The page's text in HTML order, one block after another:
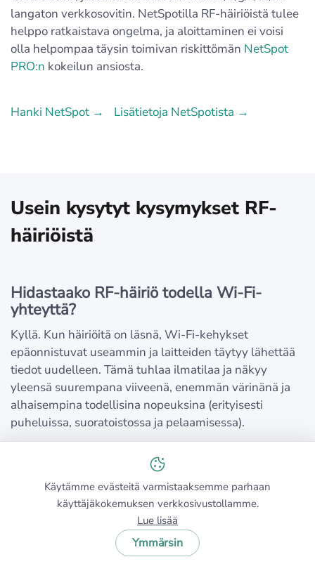
langaton verkkosovitin. NetSpotilla RF-häiriöistä tulee
helppo ratkaistava ongelma, ja aloittaminen ei voisi
olla helpompaa täysin toimivan riskittömän NetSpot
PRO:n kokeilun ansiosta.
Hanki NetSpot → Lisätietoja NetSpotista →
Usein kysytyt kysymykset RF-
häiriöistä
Hidastaako RF-häiriö todella Wi-Fi-
yhteyttä?
Kyllä. Kun häiriöitä on läsnä, Wi-Fi-kehykset
epäonnistuvat useammin ja laitteiden täytyy lähettää
tiedot uudelleen. Tämä tuhlaa ilmatilaa ja näkyy
yleensä suurempana viiveenä, enemmän värinänä ja
alhaisempina todellisina nopeuksina (erityisesti
puheluissa, suoratoistossa ja pelaamisessa).
Mitkä ovat yleisimmät RF-häiriölähteet
kotona?
Useimmiten syynä ovat lähistöllä olevat Wi-Fi-verkot
(erityisesti kerrostaloissa). Sen jälkeen yleisimpiä häiriön
aiheuttajia ovat Bluetooth-laitteet, itkuhälyttimet, jotkin
Käytämme evästeitä varmistaaksemme parhaan
käyttäjäkokemuksen verkkosivustollamme.
Lue lisää
Ymmärsin